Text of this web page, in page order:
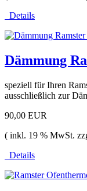
Details
Dämmung
speziell für Ihren
ausschließlich zur
90,00 EUR
( inkl. 19 % MwSt.
Details